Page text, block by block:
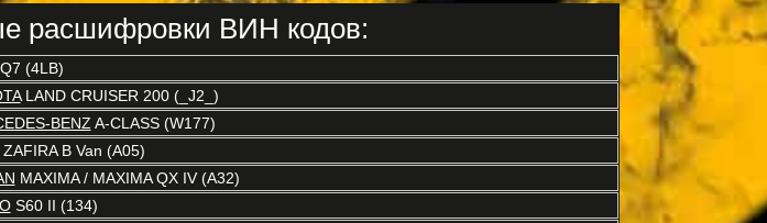
расшифровки ВИН кодов:
Q7 (4LB)
LAND CRUISER 200 (_J2_)
BENZA-CLASS (W177)
B Van (A05)
MAXIMA / MAXIMA QX IV (A32)
S60 II (134)